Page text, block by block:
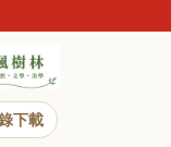
下載